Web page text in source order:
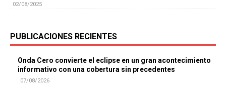
02/08/2025
PUBLICACIONES RECIENTES
Onda Cero convierte el eclipse en un gran acontecimiento
informativo con una cobertura sin precedentes
07/08/2026